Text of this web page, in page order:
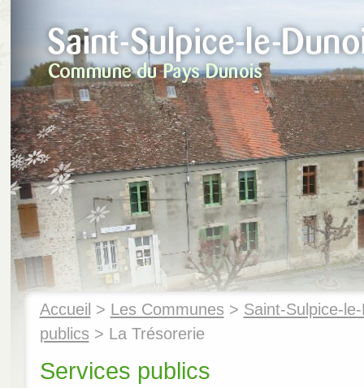
Accueil > Les Communes > Saint-Sulpice-
publics > La Trésorerie
Services publics